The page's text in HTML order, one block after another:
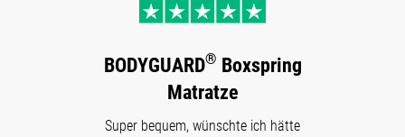
BODYGUARD® Boxspring
Matratze
Super bequem, wünschte ich hätte